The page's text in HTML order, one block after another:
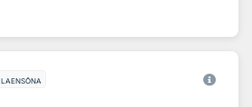
laensõna